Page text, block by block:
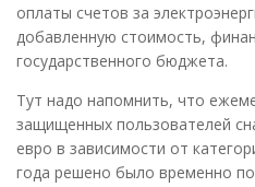
оплаты счетов за
добавленную стоимость,
государственного бюджета.
Тут надо напомнить, что
защищенных пользователей
евро в зависимости от
года решено было временно